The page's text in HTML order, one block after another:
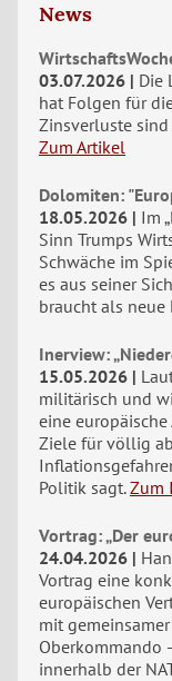
News
03.07.2026
Die
hat Folgen für
Zinsverluste
Zum Artikel
Dolomiten:
18.05.2026
Im
Sinn Trumps
Schwäche im
es aus seiner
braucht als neue
Inerview:
15.05.2026
militärisch und
eine
Ziele für völlig
Politik sagt. Zum
Vortrag: „Der
24.04.2026
Vortrag eine
europäischen
mit
Oberkommando
innerhalb der